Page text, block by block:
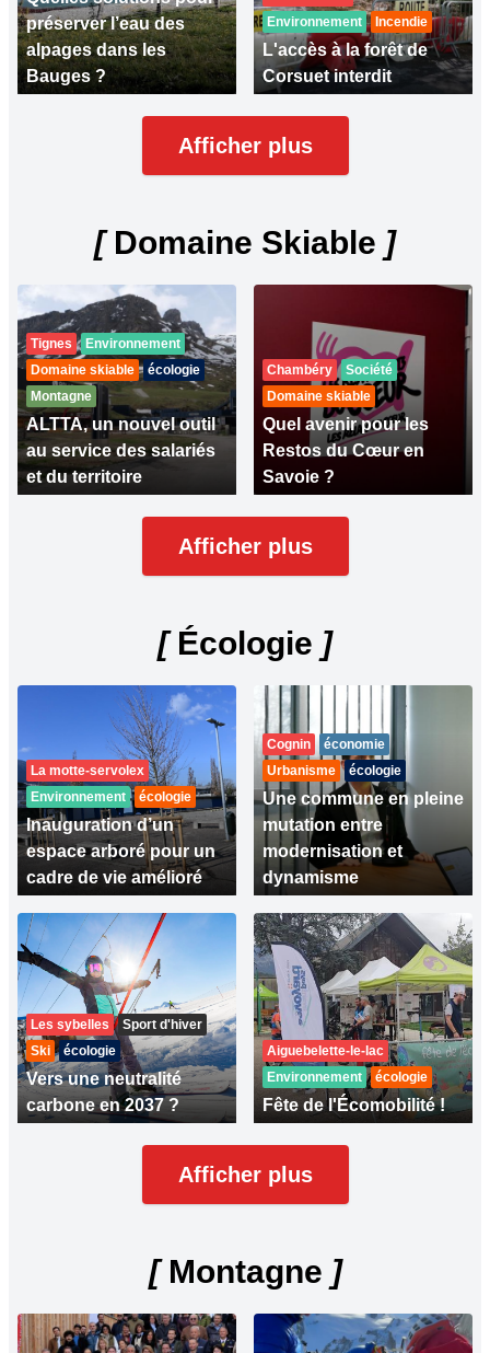
préserver l’eau des
alpages dans les
Bauges ?
Environnement
Incendie
L'accès à la forêt de
Corsuet interdit
Afficher plus
[Domaine Skiable ]
Tignes
Environnement
Domaine skiable
écologie
Montagne
ALTTA, un nouvel outil
au service des salariés
et du territoire
Chambéry
Société
Domaine skiable
Quel avenir pour les
Restos du Cœur en
Savoie ?
Afficher plus
[Écologie ]
La motte-servolex
Environnement
écologie
Inauguration d’un
espace arboré pour un
cadre de vie amélioré
Cognin
économie
Urbanisme
écologie
Une commune en pleine
mutation entre
modernisation et
dynamisme
Les sybelles
Sport d'hiver
Ski
écologie
Vers une neutralité
carbone en 2037 ?
Aiguebelette-le-lac
Environnement
écologie
Fête de l'Écomobilité !
Afficher plus
[Montagne ]